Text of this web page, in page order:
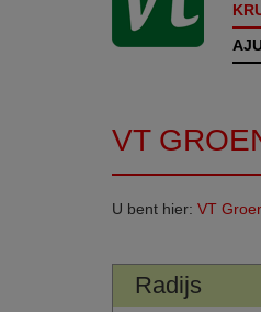
VT
U bent hier: VT
Radijs